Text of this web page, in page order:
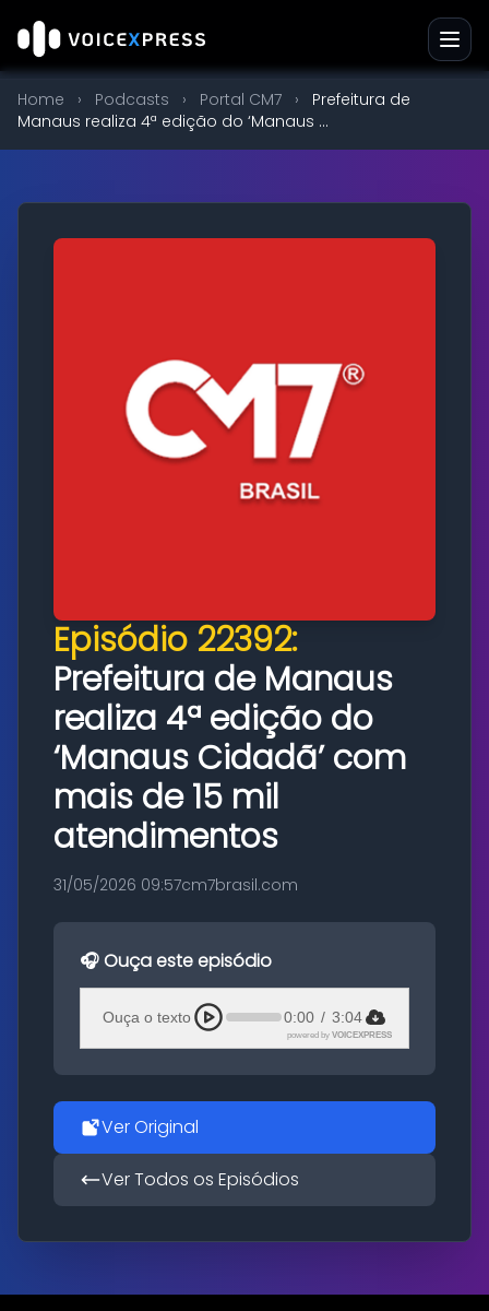
Home › Podcasts › Portal CM7 ›
Prefeitura de
Manaus realiza 4ª edição do ‘Manaus ...
Episódio 22392:
Prefeitura de Manaus
realiza 4ª edição do
‘Manaus Cidadã’ com
mais de 15 mil
atendimentos
31/05/2026 09:57cm7brasil.com
🎧 Ouça este episódio
Ouça o texto 0:00 / 3:04
powered by VOICEXPRESS
Ver Original
Ver Todos os Episódios